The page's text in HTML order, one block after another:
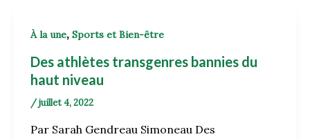
À la une, Sports et Bien-être
Des athlètes transgenres bannies du
haut niveau
/juillet 4, 2022
Par Sarah Gendreau Simoneau Des